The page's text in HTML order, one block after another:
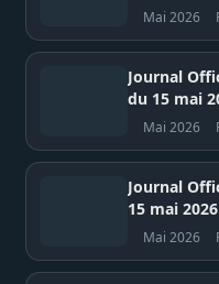
Mai 2026
Journal
du 15 mai
Mai 2026
Journal
Mai 2026